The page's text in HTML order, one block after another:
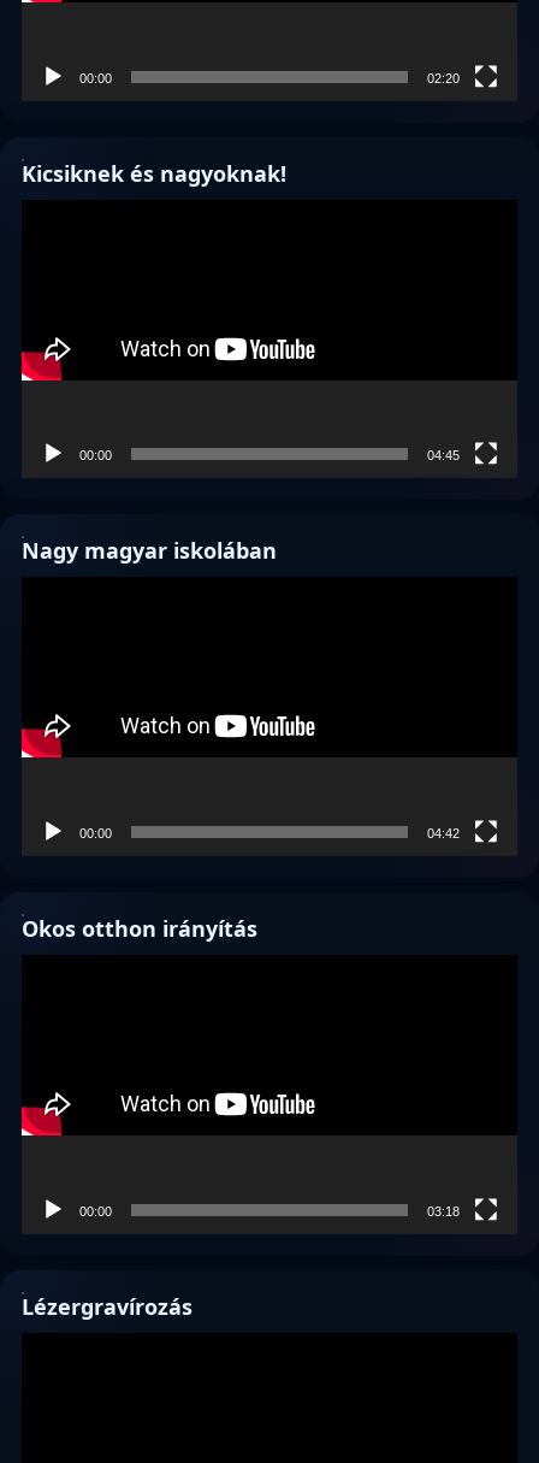
00:00 02:20
Kicsiknek és nagyoknak!
00:00 04:45
Nagy magyar iskolában
00:00 04:42
Okos otthon irányítás
00:00 03:18
Lézergravírozás